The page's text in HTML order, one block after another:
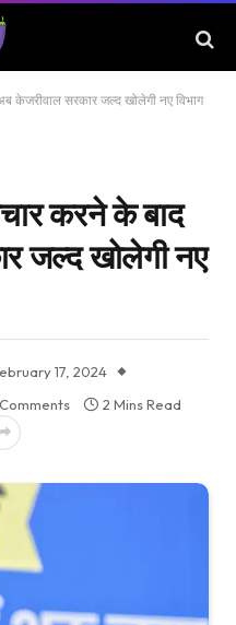
केजरीवाल सरकार जल्द खोलेगी नए विभाग
करने के बाद
जल्द खोलेगी नए
17, 2024
2 Mins Read